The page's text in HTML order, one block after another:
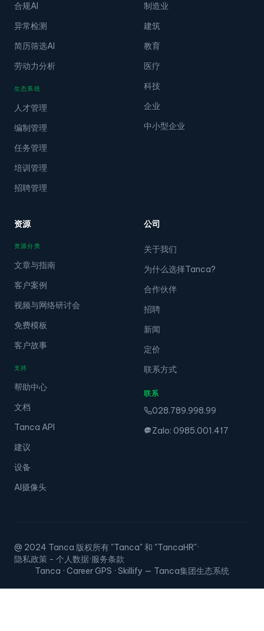
合规AI
异常检测
简历筛选AI
劳动力分析
生态系统
人才管理
编制管理
任务管理
培训管理
招聘管理
制造业
建筑
教育
医疗
科技
企业
中小型企业
资源
资源分类
文章与指南
客户案例
视频与网络研讨会
免费模板
客户故事
支持
帮助中心
文档
Tanca API
建议
设备
AI摄像头
公司
关于我们
为什么选择Tanca?
合作伙伴
招聘
新闻
定价
联系方式
联系
028.789.998.99
Zalo: 0985.001.417
@ 2024 Tanca 版权所有 "Tanca" 和 "TancaHR"·
隐私政策 - 个人数据·服务条款
Tanca · Career GPS · Skillify — Tanca集团生态系统